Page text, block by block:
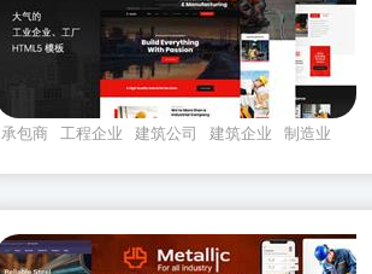
承包商 工程企业 建筑公司 建筑企业 制造业